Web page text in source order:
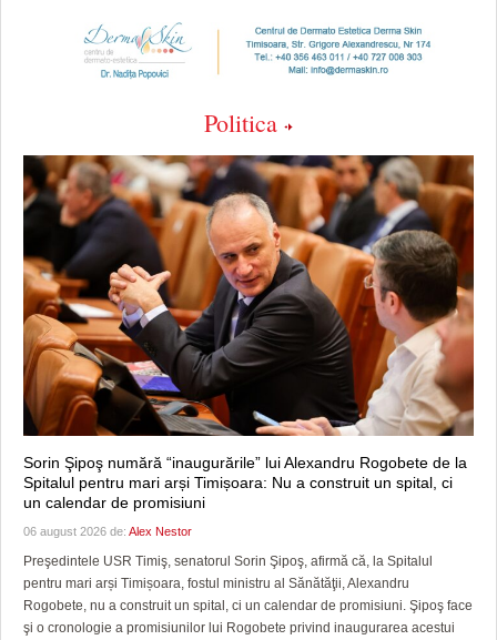
Politica
Sorin Şipoş numără “inaugurările” lui Alexandru Rogobete de la
Spitalul pentru mari arși Timișoara: Nu a construit un spital, ci
un calendar de promisiuni
06 august 2026 de: Alex Nestor
Preşedintele USR Timiş, senatorul Sorin Şipoş, afirmă că, la Spitalul
pentru mari arși Timișoara, fostul ministru al Sănătăţii, Alexandru
Rogobete, nu a construit un spital, ci un calendar de promisiuni. Şipoş face
şi o cronologie a promisiunilor lui Rogobete privind inaugurarea acestui